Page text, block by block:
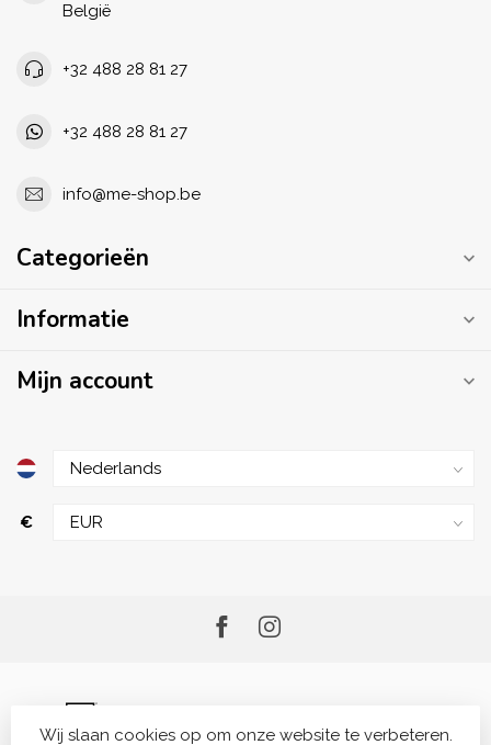
België
+32 488 28 81 27
+32 488 28 81 27
info@me-shop.be
Categorieën
Informatie
Mijn account
€
Wij slaan cookies op om onze website te verbeteren.